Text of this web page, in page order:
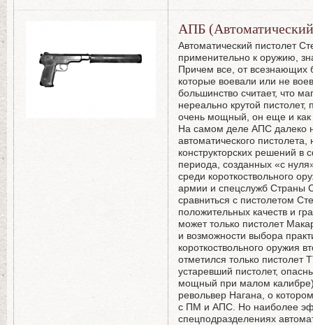
АПБ
Автоматический пистолет
применительно к оружию,
Причем все, от
которые воевали или не
большинство считает, что
нереально крутой
очень мощный, он еще и как
На самом деле АПС далеко
автоматического
конструкторских решений в
периода, созданных «с
среди короткоствольного
армии и спецслужб Страны
сравниться с пистолетом
положительных качеств и
может только пистолет
и возможности выбора
короткоствольного оружия
отметился только пистолет
устаревший пистолет,
мощный при малом
револьвер Нагана, о
с ПМ и АПС. Но наиболее
спецподразделениях